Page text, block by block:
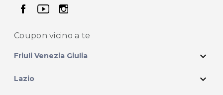
seguici su facebook
seguici su youtube
seguici su instagram
Coupon vicino a te
Friuli Venezia Giulia expand_more
Lazio expand_more